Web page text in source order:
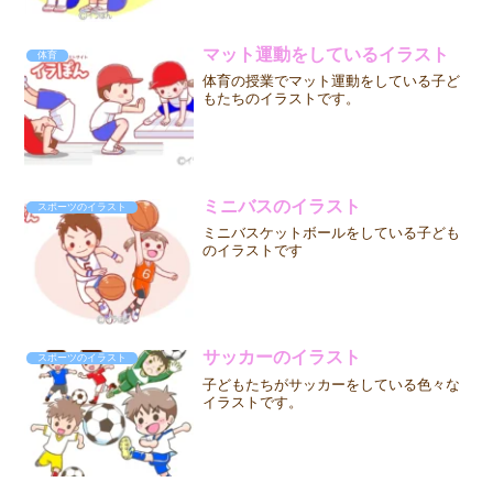
体育 マット運動をしているイラスト
体育の授業でマット運動をしている子ど
もたちのイラストです。
スポーツのイラスト ミニバスのイラスト
ミニバスケットボールをしている子ども
のイラストです
スポーツのイラスト サッカーのイラスト
子どもたちがサッカーをしている色々な
イラストです。